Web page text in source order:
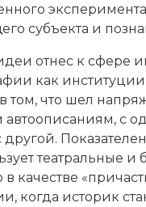
субъекта и
отнес к сфере
как
том, что шел
с
театральные
качестве
когда историк